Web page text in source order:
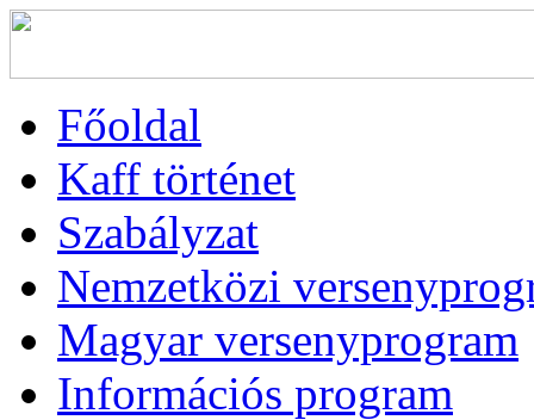
Főoldal
Kaff történet
Szabályzat
Nemzetközi
Magyar versenyprogram
Információs program